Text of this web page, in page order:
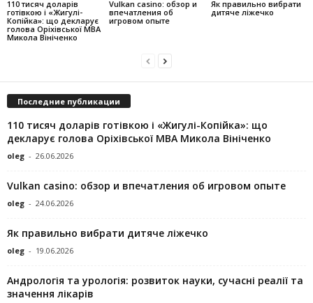
110 тисяч доларів
готівкою і «Жигулі-
Копійка»: що декларує
голова Оріхівської МВА
Микола Вініченко
Vulkan casino: обзор и
впечатления об
игровом опыте
Як правильно вибрати
дитяче ліжечко
Последние публикации
110 тисяч доларів готівкою і «Жигулі-Копійка»: що
декларує голова Оріхівської МВА Микола Вініченко
oleg - 26.06.2026
Vulkan casino: обзор и впечатления об игровом опыте
oleg - 24.06.2026
Як правильно вибрати дитяче ліжечко
oleg - 19.06.2026
Андрологія та урологія: розвиток науки, сучасні реалії та
значення лікарів